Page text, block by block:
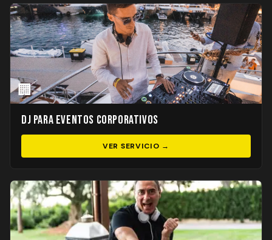
🏢
DJ para Eventos Corporativos
VER SERVICIO →